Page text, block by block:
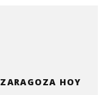
HOY